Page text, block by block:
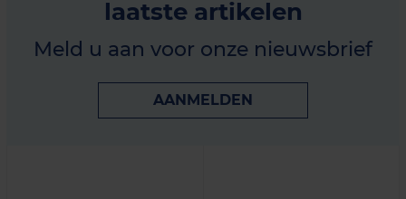
laatste artikelen
Meld u aan voor onze nieuwsbrief
AANMELDEN